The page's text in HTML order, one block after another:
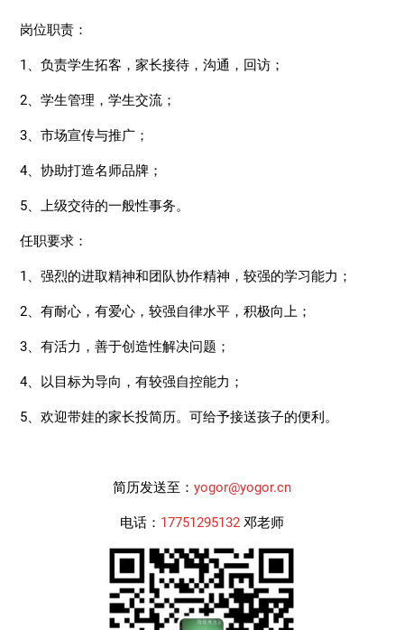
岗位职责：
1、负责学生拓客，家长接待，沟通，回访；
2、学生管理，学生交流；
3、市场宣传与推广；
4、协助打造名师品牌；
5、上级交待的一般性事务。
任职要求：
1、强烈的进取精神和团队协作精神，较强的学习能力；
2、有耐心，有爱心，较强自律水平，积极向上；
3、有活力，善于创造性解决问题；
4、以目标为导向，有较强自控能力；
5、欢迎带娃的家长投简历。可给予接送孩子的便利。
简历发送至： yogor@yogor.cn
电话： 17751295132邓老师